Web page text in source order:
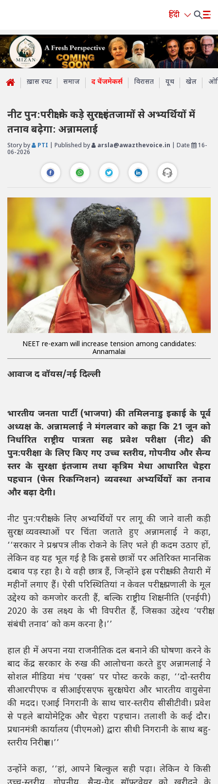
हिंदी
ख़ास रपट समाज द चेंजमेकर्स विरासत यूथ खेल
नीट पुन:परीक्षा के कड़े सुरक्षा इंतजामों से अभ्यर्थियों में
तनाव बढ़ेगा: अन्नामलाई
Story by PTI | Published by arsla@awazthevoice.in | Date
16-
06-2026
NEET re-exam will increase tension among candidates:
Annamalai
आवाज द वॉयस/नई दिल्ली
भारतीय जनता पार्टी (भाजपा) की तमिलनाडु इकाई के पूर्व
अध्यक्ष के. अन्नामलाई ने मंगलवार को कहा कि 21 जून को
निर्धारित राष्ट्रीय पात्रता सह प्रवेश परीक्षा (नीट) की
पुन:परीक्षा के लिए किए गए उच्च स्तरीय, गोपनीय और सैन्य
स्तर के सुरक्षा इंतजाम तथा कृत्रिम मेधा आधारित चेहरा
पहचान (फेस रिकग्निशन) व्यवस्था अभ्यर्थियों का तनाव
और बढ़ा देगी।
नीट पुन:परीक्षा के लिए अभ्यर्थियों पर लागू की जाने वाली कड़ी
सुरक्षा व्यवस्थाओं पर चिंता जताते हुए अन्नामलाई ने कहा,
‘‘सरकार ने प्रश्नपत्र लीक रोकने के लिए भले ही कदम उठाए हों,
लेकिन वह यह भूल गई है कि इससे छात्रों पर अतिरिक्त मानसिक
दबाव पड़ रहा है। ये वही छात्र हैं, जिन्होंने इस परीक्षा की तैयारी में
महीनों लगाए हैं। ऐसी परिस्थितियां न केवल परीक्षा प्रणाली के मूल
उद्देश्य को कमजोर करती हैं, बल्कि राष्ट्रीय शिक्षा नीति (एनईपी)
2020 के उस लक्ष्य के भी विपरीत हैं, जिसका उद्देश्य ‘परीक्षा
संबंधी तनाव’ को कम करना है।’’
हाल ही में अपना नया राजनीतिक दल बनाने की घोषणा करने के
बाद केंद्र सरकार के रुख की आलोचना करते हुए अन्नामलाई ने
सोशल मीडिया मंच ‘एक्स’ पर पोस्ट करके कहा, ‘‘दो-स्तरीय
सीआरपीएफ व सीआईएसएफ सुरक्षा घेरा और भारतीय वायुसेना
की मदद। एआई निगरानी के साथ चार-स्तरीय सीसीटीवी। प्रवेश
से पहले बायोमेट्रिक और चेहरा पहचान। तलाशी के कई दौर।
प्रधानमंत्री कार्यालय (पीएमओ) द्वारा सीधी निगरानी के साथ बहु-
स्तरीय निरीक्षण।’’
उन्होंने कहा, ‘‘हां, आपने बिल्कुल सही पढ़ा। लेकिन ये किसी